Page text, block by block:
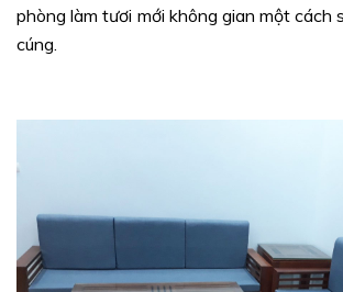
phòng làm tươi mới không gian một cách
cúng.